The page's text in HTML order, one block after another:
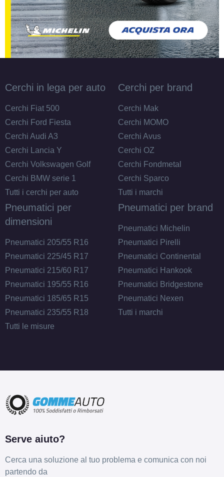
Cerchi in lega per auto
Cerchi Fiat 500
Cerchi Ford Fiesta
Cerchi Audi A3
Cerchi Lancia Y
Cerchi Volkswagen Golf
Cerchi BMW serie 1
Tutti i cerchi per auto
Cerchi per brand
Cerchi Mak
Cerchi MOMO
Cerchi Avus
Cerchi OZ
Cerchi Fondmetal
Cerchi Sparco
Tutti i marchi
Pneumatici per
dimensioni
Pneumatici 205/55 R16
Pneumatici 225/45 R17
Pneumatici 215/60 R17
Pneumatici 195/55 R16
Pneumatici 185/65 R15
Pneumatici 235/55 R18
Tutti le misure
Pneumatici per brand
Pneumatici Michelin
Pneumatici Pirelli
Pneumatici Continental
Pneumatici Hankook
Pneumatici Bridgestone
Pneumatici Nexen
Tutti i marchi
Serve aiuto?
Cerca una soluzione al tuo problema e comunica con noi
partendo da